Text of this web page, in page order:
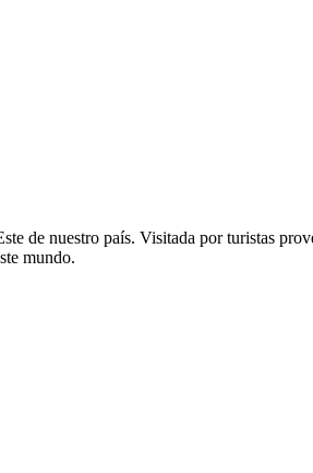
de nuestro país. Visitada por turistas
mundo.